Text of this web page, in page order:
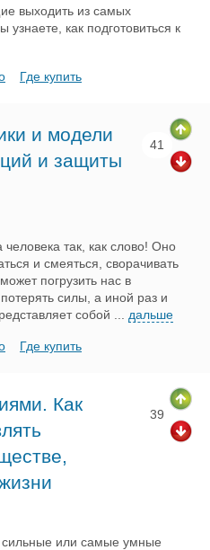
выходить из самых
как подготовиться к
Где купить
и модели
и защиты
41
человека так, как слово! Оно
и смеяться, сворачивать
погрузить нас в
силы, а иной раз и
собой
дальше
Где купить
Как
39
или самые умные